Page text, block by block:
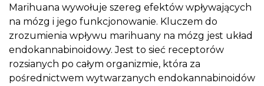
Marihuana wywołuje szereg efektów wpływających
na mózg i jego funkcjonowanie. Kluczem do
zrozumienia wpływu marihuany na mózg jest układ
endokannabinoidowy. Jest to sieć receptorów
rozsianych po całym organizmie, która za
pośrednictwem wytwarzanych endokannabinoidów